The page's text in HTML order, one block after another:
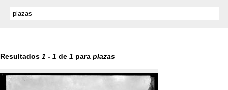
Resultados 1 - 1 de 1 para plazas